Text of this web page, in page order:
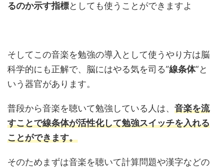
るのか示す指標としても使うことができますよ
そしてこの音楽を勉強の導入として使うやり方は脳
科学的にも正解で、脳にはやる気を司る”線条体”と
いう器官があります。
普段から音楽を聴いて勉強している人は、 音楽を流
すことで線条体が活性化して勉強スイッチを入れる
ことができます。
そのためまずは音楽を聴いて計算問題や漢字などの